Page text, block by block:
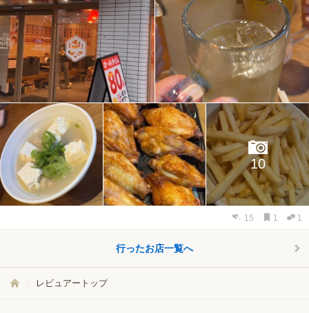
10
15 1 1
行ったお店一覧へ
レビュアートップ